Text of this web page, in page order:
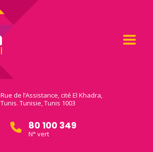
Rue de l’Assistance, cité El Khadra,
Tunis. Tunisie, Tunis 1003
80 100 349
N° vert